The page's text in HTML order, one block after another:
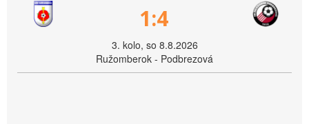
1:4
3. kolo, so 8.8.2026
Ružomberok - Podbrezová